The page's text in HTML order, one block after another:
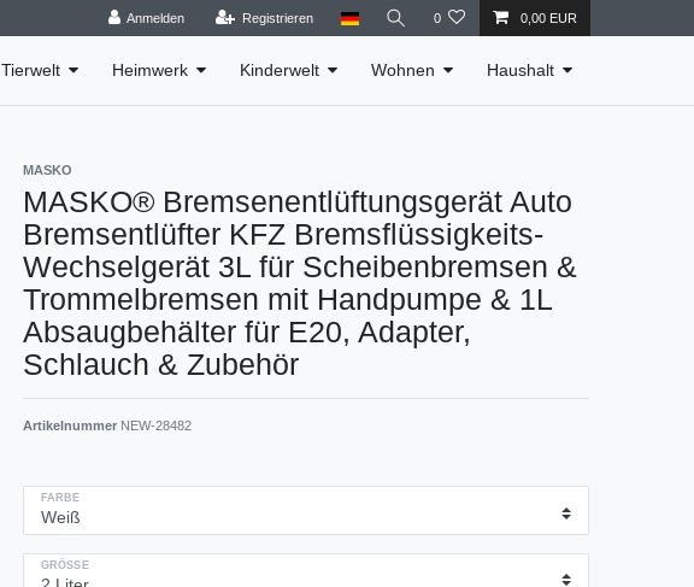
Anmelden Registrieren 0 0,00 EUR
Tierwelt Heimwerk Kinderwelt Wohnen Haushalt
MASKO
MASKO® Bremsenentlüftungsgerät Auto
Bremsentlüfter KFZ Bremsflüssigkeits-
Wechselgerät 3L für Scheibenbremsen &
Trommelbremsen mit Handpumpe & 1L
Absaugbehälter für E20, Adapter,
Schlauch & Zubehör
Artikelnummer NEW-28482
FARBE
GRÖSSE